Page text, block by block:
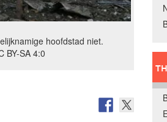
hoofdstad niet.
BY-SA 4:0